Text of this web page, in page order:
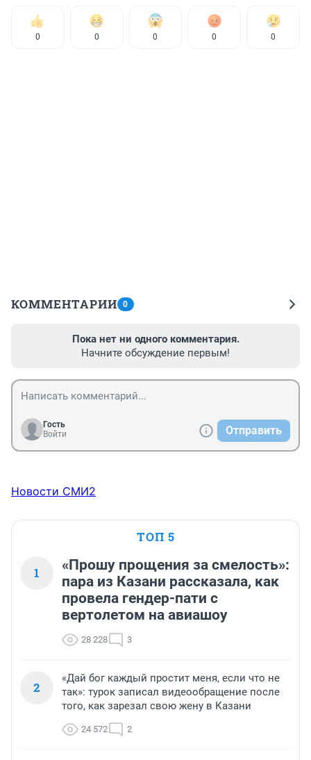
0 0 0 0 0
КОММЕНТАРИИ 0
Пока нет ни одного комментария.
Начните обсуждение первым!
Гость
Войти
Отправить
Новости СМИ2
ТОП 5
1
«Прошу прощения за смелость»:
пара из Казани рассказала, как
провела гендер-пати с
вертолетом на авиашоу
28 228 3
2
«Дай бог каждый простит меня, если что не
так»: турок записал видеообращение после
того, как зарезал свою жену в Казани
24 572 2